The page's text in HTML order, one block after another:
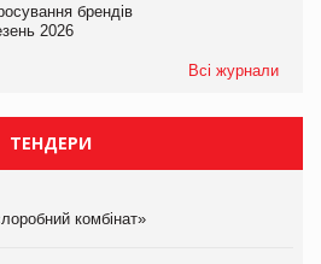
брендів
2026
Всі журнали
ТЕНДЕРИ
комбінат»